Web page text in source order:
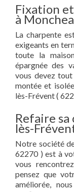
Fixation
à
La charpente
exigeants en
toute la
épargnée des
vous devez
montée et
lès-Frévent (
Refaire
lès-
Notre société
62270 ) est à
vous
pensez que
améliorée,